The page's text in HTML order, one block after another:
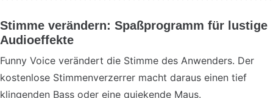
Stimme verändern: Spaßprogramm für lustige
Audioeffekte
Funny Voice verändert die Stimme des Anwenders. Der
kostenlose Stimmenverzerrer macht daraus einen tief
klingenden Bass oder eine quiekende Maus.